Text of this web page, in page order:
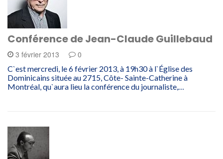
Conférence de Jean-Claude Guillebaud
3 février 2013 0
C`est mercredi, le 6 février 2013, à 19h30 à l`Église des
Dominicains située au 2715, Côte- Sainte-Catherine à
Montréal, qu`aura lieu la conférence du journaliste,…